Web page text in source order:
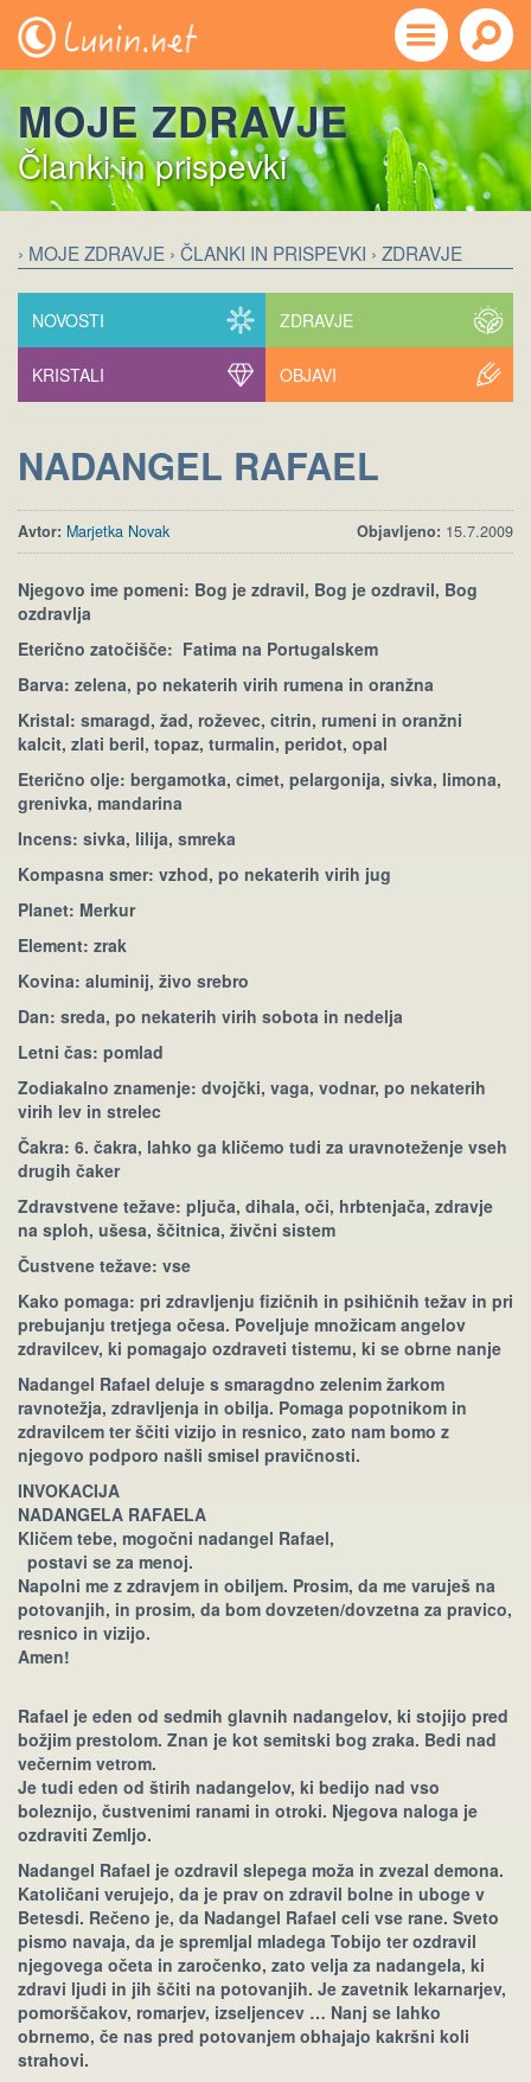
MOJE ZDRAVJE
Članki in prispevki
› MOJE ZDRAVJE › ČLANKI IN PRISPEVKI › ZDRAVJE
NOVOSTI ZDRAVJE
KRISTALI OBJAVI
NADANGEL RAFAEL
Objavljeno: 15.7.2009
Avtor: Marjetka Novak
Njegovo ime pomeni: Bog je zdravil, Bog je ozdravil, Bog
ozdravlja
Eterično zatočišče: Fatima na Portugalskem
Barva: zelena, po nekaterih virih rumena in oranžna
Kristal: smaragd, žad, roževec, citrin, rumeni in oranžni
kalcit, zlati beril, topaz, turmalin, peridot, opal
Eterično olje: bergamotka, cimet, pelargonija, sivka, limona,
grenivka, mandarina
Incens: sivka, lilija, smreka
Kompasna smer: vzhod, po nekaterih virih jug
Planet: Merkur
Element: zrak
Kovina: aluminij, živo srebro
Dan: sreda, po nekaterih virih sobota in nedelja
Letni čas: pomlad
Zodiakalno znamenje: dvojčki, vaga, vodnar, po nekaterih
virih lev in strelec
Čakra: 6. čakra, lahko ga kličemo tudi za uravnoteženje vseh
drugih čaker
Zdravstvene težave: pljuča, dihala, oči, hrbtenjača, zdravje
na sploh, ušesa, ščitnica, živčni sistem
Čustvene težave: vse
Kako pomaga: pri zdravljenju fizičnih in psihičnih težav in pri
prebujanju tretjega očesa. Poveljuje množicam angelov
zdravilcev, ki pomagajo ozdraveti tistemu, ki se obrne nanje
Nadangel Rafael deluje s smaragdno zelenim žarkom
ravnotežja, zdravljenja in obilja. Pomaga popotnikom in
zdravilcem ter ščiti vizijo in resnico, zato nam bomo z
njegovo podporo našli smisel pravičnosti.
INVOKACIJA
NADANGELA RAFAELA
Kličem tebe, mogočni nadangel Rafael,
postavi se za menoj.
Napolni me z zdravjem in obiljem. Prosim, da me varuješ na
potovanjih, in prosim, da bom dovzeten/dovzetna za pravico,
resnico in vizijo.
Amen!
Rafael je eden od sedmih glavnih nadangelov, ki stojijo pred
božjim prestolom. Znan je kot semitski bog zraka. Bedi nad
večernim vetrom.
Je tudi eden od štirih nadangelov, ki bedijo nad vso
boleznijo, čustvenimi ranami in otroki. Njegova naloga je
ozdraviti Zemljo.
Nadangel Rafael je ozdravil slepega moža in zvezal demona.
Katoličani verujejo, da je prav on zdravil bolne in uboge v
Betesdi. Rečeno je, da Nadangel Rafael celi vse rane. Sveto
pismo navaja, da je spremljal mladega Tobijo ter ozdravil
njegovega očeta in zaročenko, zato velja za nadangela, ki
zdravi ljudi in jih ščiti na potovanjih. Je zavetnik lekarnarjev,
pomorščakov, romarjev, izseljencev … Nanj se lahko
obrnemo, če nas pred potovanjem obhajajo kakršni koli
strahovi.